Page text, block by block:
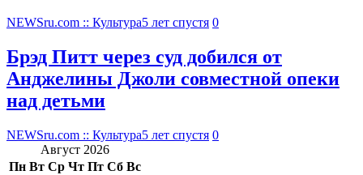
NEWSru.com :: Культура5 лет спустя 0
Брэд Питт через суд добился от
Анджелины Джоли совместной опеки
над детьми
NEWSru.com :: Культура5 лет спустя 0
Август 2026
Пн Вт Ср Чт Пт Сб Вс